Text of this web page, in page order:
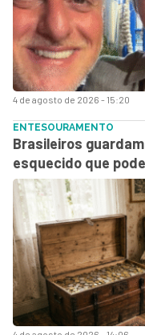
4 de agosto de 2026 - 15:20
ENTESOURAMENTO
Brasileiros
esquecido que